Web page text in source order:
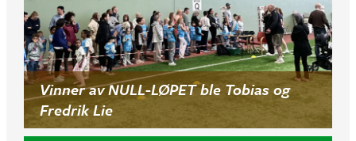
Vinner av NULL-LØPET ble Tobias og
Fredrik Lie